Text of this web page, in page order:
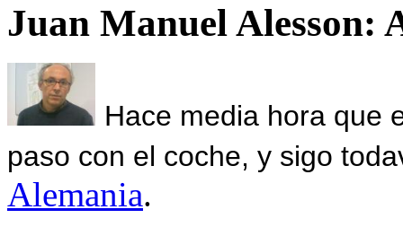
Juan Manuel Alesson:
Hace media hora que
paso con el coche, y sigo
Alemania.